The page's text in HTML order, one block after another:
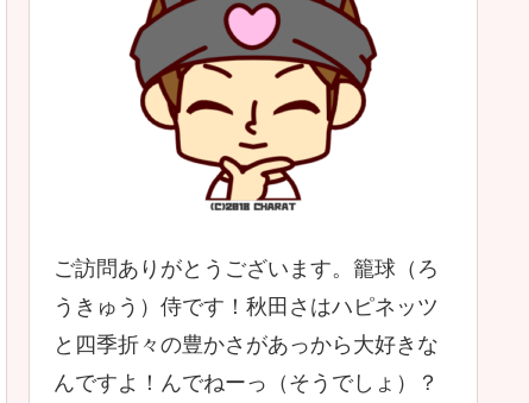
ご訪問ありがとうございます。籠球（ろ
うきゅう）侍です！秋田さはハピネッツ
と四季折々の豊かさがあっから大好きな
んですよ！んでねーっ（そうでしょ）？